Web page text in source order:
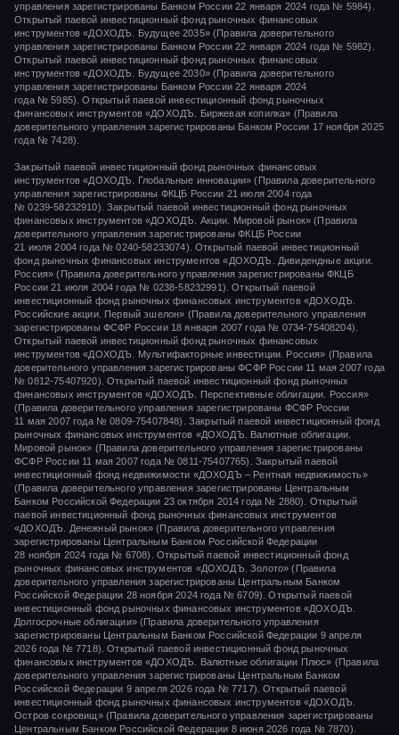
управления зарегистрированы Банком России 22 января 2024 года № 5984).
Открытый паевой инвестиционный фонд рыночных финансовых
инструментов «ДОХОДЪ. Будущее 2035» (Правила доверительного
управления зарегистрированы Банком России 22 января 2024 года № 5982).
Открытый паевой инвестиционный фонд рыночных финансовых
инструментов «ДОХОДЪ. Будущее 2030» (Правила доверительного
управления зарегистрированы Банком России 22 января 2024
года № 5985). Открытый паевой инвестиционный фонд рыночных
финансовых инструментов «ДОХОДЪ. Биржевая копилка» (Правила
доверительного управления зарегистрированы Банком России 17 ноября 2025
года № 7428).
Закрытый паевой инвестиционный фонд рыночных финансовых
инструментов «ДОХОДЪ. Глобальные инновации» (Правила доверительного
управления зарегистрированы ФКЦБ России 21 июля 2004 года
№ 0239-58232910). Закрытый паевой инвестиционный фонд рыночных
финансовых инструментов «ДОХОДЪ. Акции. Мировой рынок» (Правила
доверительного управления зарегистрированы ФКЦБ России
21 июля 2004 года № 0240-58233074). Открытый паевой инвестиционный
фонд рыночных финансовых инструментов «ДОХОДЪ. Дивидендные акции.
Россия» (Правила доверительного управления зарегистрированы ФКЦБ
России21 июля 2004 года № 0238-58232991). Открытый паевой
инвестиционный фонд рыночных финансовых инструментов «ДОХОДЪ.
Российские акции. Первый эшелон» (Правила доверительного управления
зарегистрированы ФСФР России 18 января 2007 года № 0734-75408204).
Открытый паевой инвестиционный фонд рыночных финансовых
инструментов «ДОХОДЪ. Мультифакторные инвестиции. Россия» (Правила
доверительного управления зарегистрированы ФСФР России 11 мая 2007 года
№ 0812-75407920). Открытый паевой инвестиционный фонд рыночных
финансовых инструментов «ДОХОДЪ. Перспективные облигации. Россия»
(Правила доверительного управления зарегистрированы ФСФР России
11 мая 2007 года № 0809-75407848).
Закрытый паевой инвестиционный фонд
рыночных финансовых инструментов «ДОХОДЪ. Валютные облигации.
Мировой рынок» (Правила доверительного управления зарегистрированы
ФСФР России 11 мая 2007 года № 0811-75407765).
Закрытый паевой
инвестиционный фонд недвижимости «ДОХОДЪ – Рентная недвижимость»
(Правила доверительного управления зарегистрированы Центральным
Банком Российской Федерации 23 октября 2014 года № 2880).
Открытый
паевой инвестиционный фонд рыночных финансовых инструментов
«ДОХОДЪ. Денежный рынок» (Правила доверительного управления
зарегистрированы Центральным Банком Российской Федерации
28 ноября 2024 года № 6708).
Открытый паевой инвестиционный фонд
рыночных финансовых инструментов «ДОХОДЪ. Золото» (Правила
доверительного управления зарегистрированы Центральным Банком
Российской Федерации 28 ноября 2024 года№ 6709). Открытый паевой
инвестиционный фонд рыночных финансовых инструментов «ДОХОДЪ.
Долгосрочные облигации» (Правила доверительного управления
зарегистрированы Центральным Банком Российской Федерации 9 апреля
2026 года № 7718). Открытый паевой инвестиционный фонд рыночных
финансовых инструментов «ДОХОДЪ. Валютные облигации Плюс» (Правила
доверительного управления зарегистрированы Центральным Банком
Российской Федерации 9 апреля 2026 года № 7717). Открытый паевой
инвестиционный фонд рыночных финансовых инструментов «ДОХОДЪ.
Остров сокровищ» (Правила доверительного управления зарегистрированы
Центральным Банком Российской Федерации 8 июня 2026 года № 7870).